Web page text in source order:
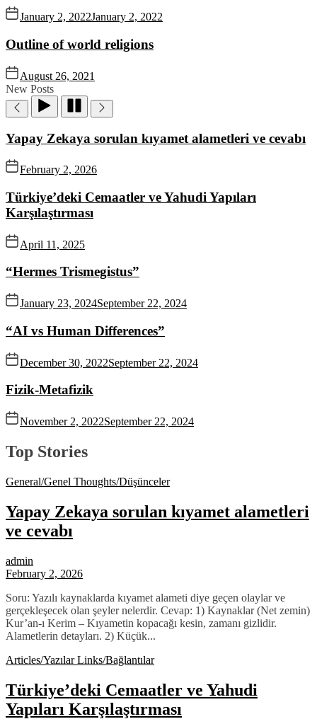
January 2, 2022January 2, 2022
Outline of world religions
August 26, 2021
New Posts
Yapay Zekaya sorulan kıyamet alametleri ve cevabı
February 2, 2026
Türkiye’deki Cemaatler ve Yahudi Yapıları
Karşılaştırması
April 11, 2025
“Hermes Trismegistus”
January 23, 2024September 22, 2024
“AI vs Human Differences”
December 30, 2022September 22, 2024
Fizik-Metafizik
November 2, 2022September 22, 2024
Top Stories
General/Genel Thoughts/Düşünceler
Yapay Zekaya sorulan kıyamet alametleri
ve cevabı
admin
February 2, 2026
Soru: Yazılı kaynaklarda kıyamet alameti diye geçen olaylar ve
gerçekleşecek olan şeyler nelerdir. Cevap: 1) Kaynaklar (Net zemin)
Kur’an-ı Kerim – Kıyametin kopacağı kesin, zamanı gizlidir.
Alametlerin detayları. 2) Küçük...
Articles/YazılarLinks/Bağlantılar
Türkiye’deki Cemaatler ve Yahudi
Yapıları Karşılaştırması